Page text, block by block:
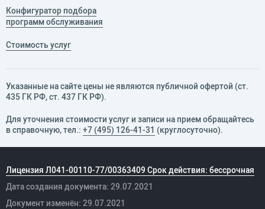
Конфигуратор подбора
программ обслуживания
Стоимость услуг
Указанные на сайте цены не являются публичной офертой (ст.
435 ГК РФ, cт. 437 ГК РФ).
Для уточнения стоимости услуг и записи на прием обращайтесь
в справочную, тел.: +7 (495) 126-41-31 (круглосуточно).
Лицензия Л041-00110-77/00363409 Срок действия: бессрочная
Дата создания документа: 29.07.2021
Документ изменён: 29.07.2021